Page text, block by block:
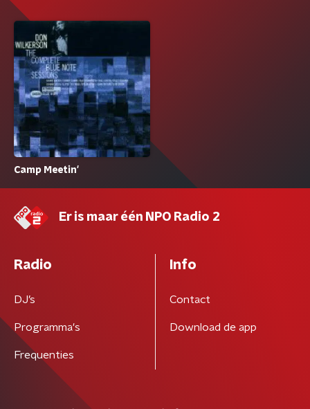
Camp Meetin'
Er is maar één NPO Radio 2
Radio
DJ’s
Programma's
Frequenties
Info
Contact
Download de app